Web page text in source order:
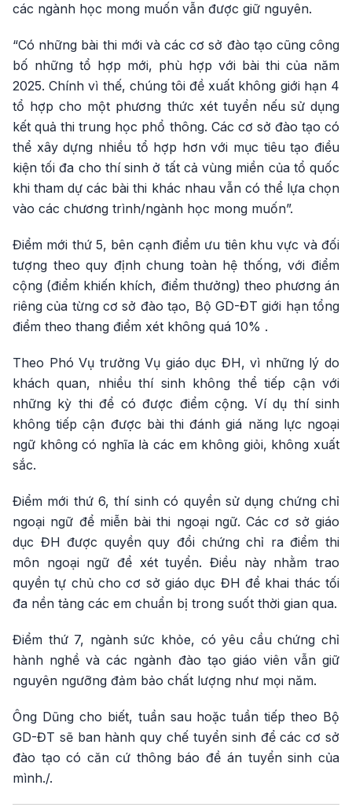
các ngành học mong muốn vẫn được giữ nguyên.
“Có những bài thi mới và các cơ sở đào tạo cũng công
bố những tổ hợp mới, phù hợp với bài thi của năm
2025. Chính vì thế, chúng tôi đề xuất không giới hạn 4
tổ hợp cho một phương thức xét tuyển nếu sử dụng
kết quả thi trung học phổ thông. Các cơ sở đào tạo có
thể xây dựng nhiều tổ hợp hơn với mục tiêu tạo điều
kiện tối đa cho thí sinh ở tất cả vùng miền của tổ quốc
khi tham dự các bài thi khác nhau vẫn có thể lựa chọn
vào các chương trình/ngành học mong muốn”.
Điểm mới thứ 5, bên cạnh điểm ưu tiên khu vực và đối
tượng theo quy định chung toàn hệ thống, với điểm
cộng (điểm khiến khích, điểm thưởng) theo phương án
riêng của từng cơ sở đào tạo, Bộ GD-ĐT giới hạn tổng
điểm theo thang điểm xét không quá 10% .
Theo Phó Vụ trưởng Vụ giáo dục ĐH, vì những lý do
khách quan, nhiều thí sinh không thể tiếp cận với
những kỳ thi để có được điểm cộng. Ví dụ thí sinh
không tiếp cận được bài thi đánh giá năng lực ngoại
ngữ không có nghĩa là các em không giỏi, không xuất
sắc.
Điểm mới thứ 6, thí sinh có quyền sử dụng chứng chỉ
ngoại ngữ để miễn bài thi ngoại ngữ. Các cơ sở giáo
dục ĐH được quyền quy đổi chứng chỉ ra điểm thi
môn ngoại ngữ để xét tuyển. Điều này nhằm trao
quyền tự chủ cho cơ sở giáo dục ĐH để khai thác tối
đa nền tảng các em chuẩn bị trong suốt thời gian qua.
Điểm thứ 7, ngành sức khỏe, có yêu cầu chứng chỉ
hành nghề và các ngành đào tạo giáo viên vẫn giữ
nguyên ngưỡng đảm bảo chất lượng như mọi năm.
Ông Dũng cho biết, tuần sau hoặc tuần tiếp theo Bộ
GD-ĐT sẽ ban hành quy chế tuyển sinh để các cơ sở
đào tạo có căn cứ thông báo đề án tuyển sinh của
mình./.